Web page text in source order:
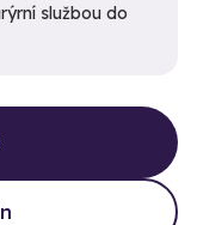
službou do